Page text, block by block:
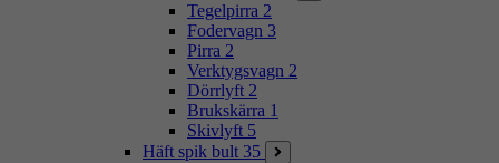
Tegelpirra 2
Fodervagn 3
Pirra 2
Verktygsvagn 2
Dörrlyft 2
Brukskärra 1
Skivlyft 5
Häft spik bult 35